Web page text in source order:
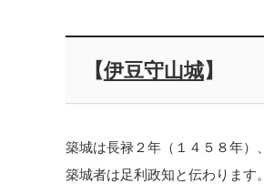
【伊豆守山城】
築城は長禄２年（１４５８年）、
築城者は足利政知と伝わります。